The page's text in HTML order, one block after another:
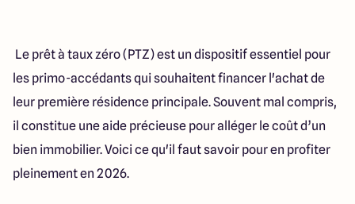
Maisons ARLOGIS Macon
112 Route de Lyon
71000 Mâcon
4.3
Le prêt à taux zéro (PTZ) est un dispositif essentiel pour
les primo-accédants qui souhaitent financer l'achat de
leur première résidence principale. Souvent mal compris,
il constitue une aide précieuse pour alléger le coût d’un
bien immobilier. Voici ce qu'il faut savoir pour en profiter
pleinement en 2026.